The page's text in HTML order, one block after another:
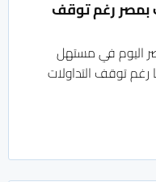
بمصر رغم توقف
اليوم في مستهل
بأكثر من 25 جنيها رغم توقف التداولات